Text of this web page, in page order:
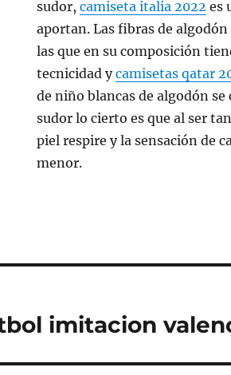
sudor,camiseta italia 2022 es
aportan. Las fibras de
las que en su composición
tecnicidad ycamisetas qatar
de niño blancas de algodón
sudor lo cierto es que al ser
piel respire y la sensación de
menor.
imitacion